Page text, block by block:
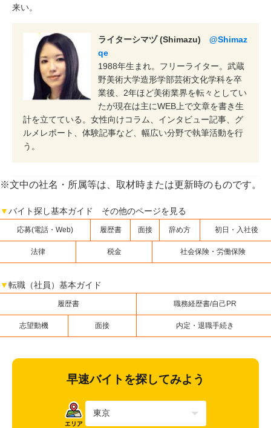
来い。
ライターシマヅ (Shimazu) @Shimaz
qe
1988年生まれ。フリーライター。武蔵
野美術大学造形学部芸術文化学科を卒
業後、2年ほど美術業界を転々としてい
たが現在は主にWEB上で文章を書き生
計を立てている。女性向けコラム、インタビュー記事、グ
ルメレポート、体験記事など、幅広い分野で執筆活動を行
う。
※文中の社名・所属等は、取材時または更新時のものです。
▼バイト探し基本ガイド その他のページを見る
応募(電話・Web) 履歴書 面接 辞め方 初日・入社後
法律 税金 社会保険・労働保険
▼転職（社員）基本ガイド
履歴書 職務経歴書/自己PR
志望動機 面接 内定・退職手続き
早速バイトを探してみよう